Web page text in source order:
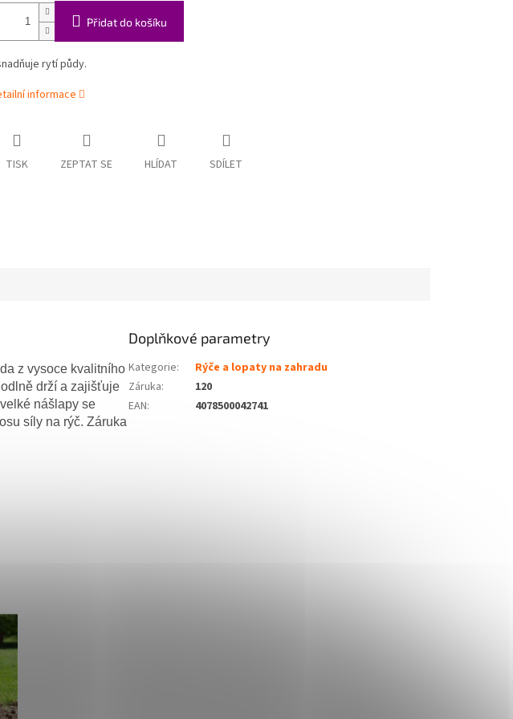
Přidat do košíku
rytí půdy.
informace
TISK ZEPTAT SE HLÍDAT SDÍLET
z vysoce kvalitního
drží a zajišťuje
nášlapy se
síly na rýč. Záruka
Doplňkové parametry
Kategorie:
Rýče a lopaty na zahradu
Záruka:
120
EAN: 4078500042741